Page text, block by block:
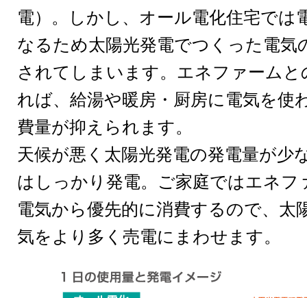
電）。しかし、オール電化住宅では
なるため太陽光発電でつくった電気
されてしまいます。エネファーム
れば、給湯や暖房・厨房に電気を使
費量が抑えられます。
天候が悪く太陽光発電の発電量が少
はしっかり発電。ご家庭ではエネフ
電気から優先的に消費するので、太
気をより多く売電にまわせます。